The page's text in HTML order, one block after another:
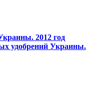
2012 год
удобрений Украины.